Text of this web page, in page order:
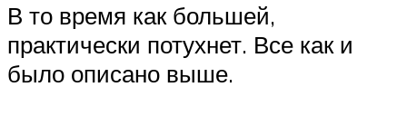
В то время как большей,
практически потухнет. Все как и
было описано выше.